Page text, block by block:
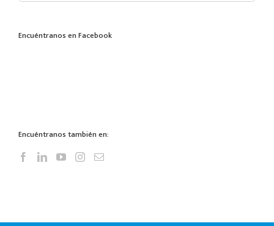
Encuéntranos en Facebook
Encuéntranos también en: